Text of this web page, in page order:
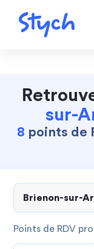
sur-
8 points de
Points de RDV